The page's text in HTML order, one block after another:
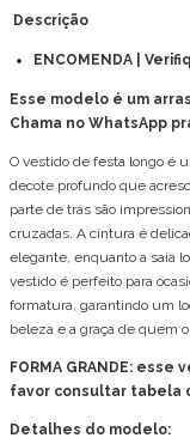
Descrição
ENCOMENDA |
Esse modelo é um
Chama no WhatsApp
O vestido de festa longo é
decote profundo que
parte de trás são
cruzadas. A cintura é
elegante, enquanto a saia
vestido é perfeito para
formatura, garantindo um
beleza e a graça de quem
FORMA GRANDE:
favor consultar tabela
Detalhes do modelo: